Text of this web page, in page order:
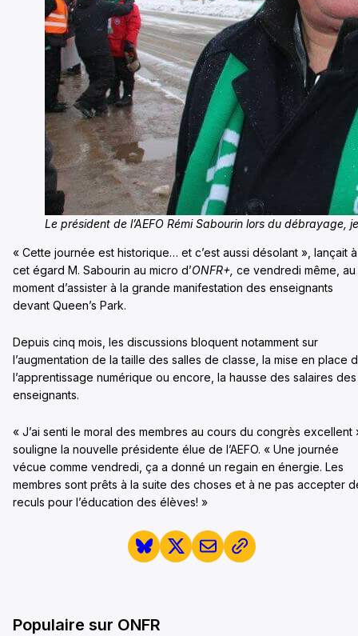
Le président de l’AEFO Rémi Sabourin lors du débrayage,
« Cette journée est historique… et c’est aussi désolant », lançait à
cet égard M. Sabourin au micro d’ONFR+, ce vendredi même, au
moment d’assister à la grande manifestation des enseignants
devant Queen’s Park.
Depuis cinq mois, les discussions bloquent notamment sur
l’augmentation de la taille des salles de classe, la mise en place
l’apprentissage numérique ou encore, la hausse des salaires des
enseignants.
« J’ai senti le moral des membres au cours du congrès excellent
souligne la nouvelle présidente élue de l’AEFO. « Une journée
vécue comme vendredi, ça a donné un regain en énergie. Les
membres sont prêts à la suite des choses et à ne pas accepter
reculs pour l’éducation des élèves! »
Populaire sur ONFR